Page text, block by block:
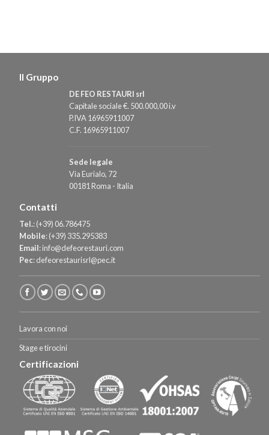
Il Gruppo
DE FEO RESTAURI srl
Capitale sociale €. 500.000,00 i.v
P.IVA 16965911007
C.F. 16965911007
Sede legale
Via Eurialo, 72
00181 Roma - Italia
Contatti
Tel.:(+39) 06.786475
Mobile:(+39) 335.295383
Email:info@defeorestauri.com
Pec:defeorestaurisrl@pec.it
Lavora con noi
Stage e tirocini
Certificazioni